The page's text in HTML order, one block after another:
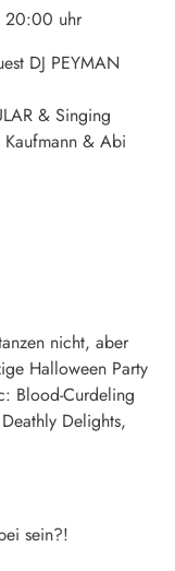
20:00 uhr
DJ PEYMAN
& Singing
& Abi
nicht, aber
Halloween Party
Blood-Curdeling
Delights,
sein?!